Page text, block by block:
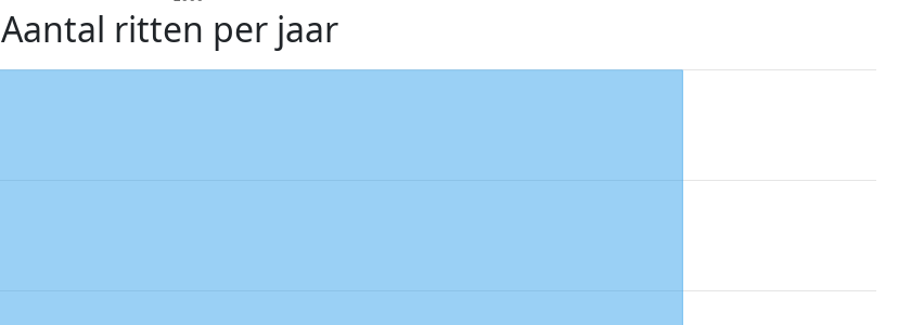
Aantal ritten per jaar